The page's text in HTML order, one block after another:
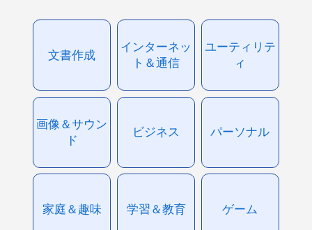
文書作成
インターネッ
ト＆通信
ユーティリテ
ィ
画像＆サウン
ド
ビジネス パーソナル
家庭＆趣味 学習＆教育 ゲーム